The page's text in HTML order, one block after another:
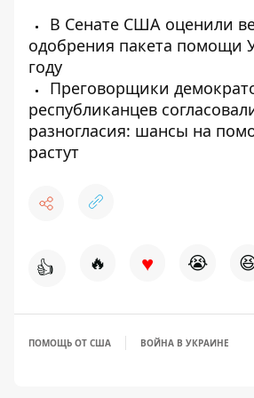
В Сенате США оценили
одобрения пакета помощи
году
Преговорщики
республиканцев
разногласия: шансы на
растут
👍 🔥 ♥ 😭
ПОМОЩЬ ОТ США ВОЙНА В УКРАИНЕ